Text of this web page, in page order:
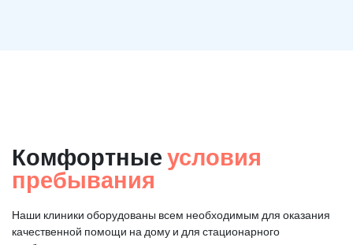
Комфортные условия
пребывания
Наши клиники оборудованы всем необходимым для оказания
качественной помощи на дому и для стационарного